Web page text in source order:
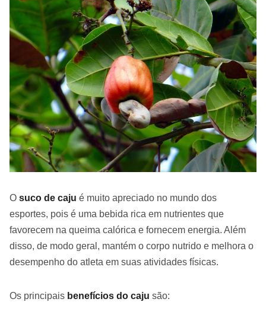
O suco de caju é muito apreciado no mundo dos
esportes, pois é uma bebida rica em nutrientes que
favorecem na queima calórica e fornecem energia. Além
disso, de modo geral, mantém o corpo nutrido e melhora o
desempenho do atleta em suas atividades físicas.
Os principais benefícios do caju são: